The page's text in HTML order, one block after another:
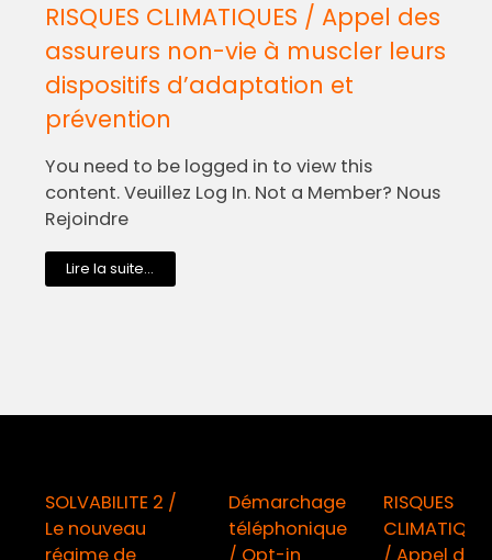
RISQUES CLIMATIQUES / Appel des
assureurs non-vie à muscler leurs
dispositifs d’adaptation et
prévention
You need to be logged in to view this
content. Veuillez Log In. Not a Member? Nous
Rejoindre
Lire la suite...
SOLVABILITE 2 /
Le nouveau
Démarchage
téléphonique
RISQUES